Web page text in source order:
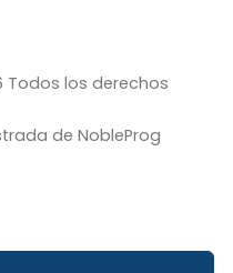
Todos los derechos
de NobleProg